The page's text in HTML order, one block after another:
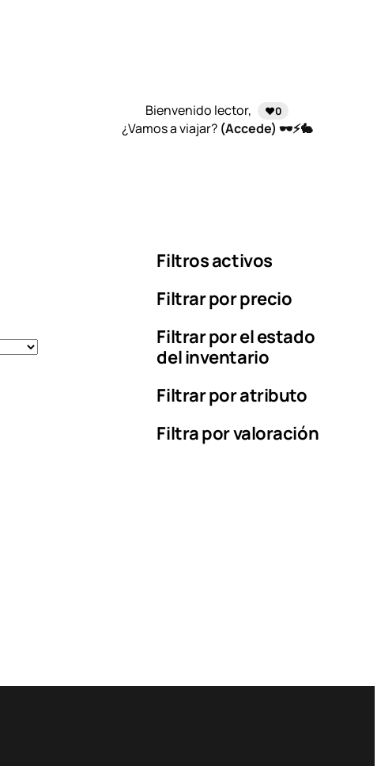
Bienvenido lector, ❤️0
¿Vamos a viajar? (Accede) 🕶️⚡🐇
Filtros activos
Filtrar por precio
Filtrar por el estado
del inventario
Filtrar por atributo
Filtra por valoración